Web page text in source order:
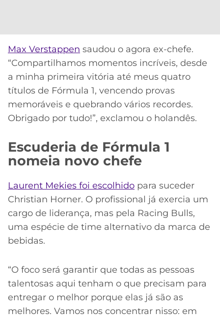
Max Verstappen saudou o agora ex-chefe.
“Compartilhamos momentos incríveis, desde
a minha primeira vitória até meus quatro
títulos de Fórmula 1, vencendo provas
memoráveis e quebrando vários recordes.
Obrigado por tudo!”, exclamou o holandês.
Escuderia de Fórmula 1
nomeia novo chefe
Laurent Mekies foi escolhido para suceder
Christian Horner. O profissional já exercia um
cargo de liderança, mas pela Racing Bulls,
uma espécie de time alternativo da marca de
bebidas.
“O foco será garantir que todas as pessoas
talentosas aqui tenham o que precisam para
entregar o melhor porque elas já são as
melhores. Vamos nos concentrar nisso: em